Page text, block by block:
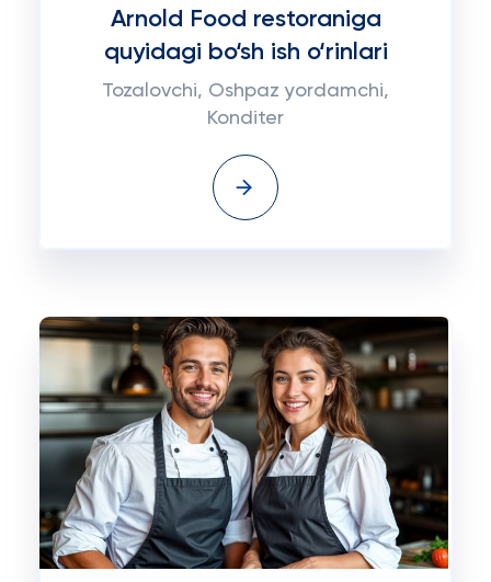
Arnold Food restoraniga
quyidagi bo‘sh ish o‘rinlari
Tozalovchi, Oshpaz yordamchi,
Konditer